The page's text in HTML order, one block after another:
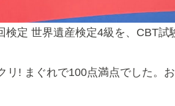
検定 世界遺産検定4級を、CBT試
リ! まぐれで100点満点でした。